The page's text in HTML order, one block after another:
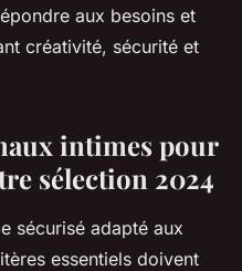
aux besoins et
créativité, sécurité et
intimes pour
sélection 2024
sécurisé adapté aux
essentiels doivent